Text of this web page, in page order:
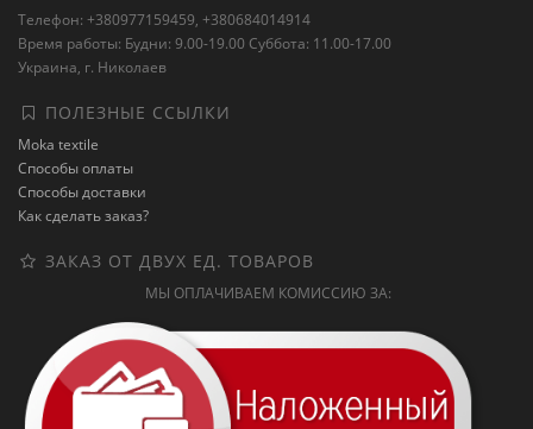
Телефон: +380977159459, +380684014914
Время работы: Будни: 9.00-19.00 Суббота: 11.00-17.00
Украина, г. Николаев
ПОЛЕЗНЫЕ ССЫЛКИ
Moka textile
Способы оплаты
Способы доставки
Как сделать заказ?
ЗАКАЗ ОТ ДВУХ ЕД. ТОВАРОВ
МЫ ОПЛАЧИВАЕМ КОМИССИЮ ЗА: